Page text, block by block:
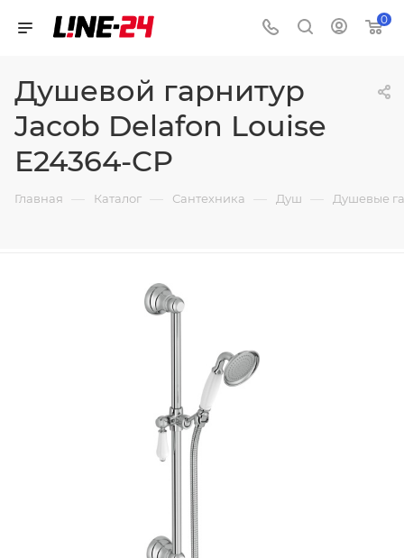
0
Душевой гарнитур
Jacob Delafon Louise
E24364-CP
Главная — Каталог — Сантехника — Душ — Душевые